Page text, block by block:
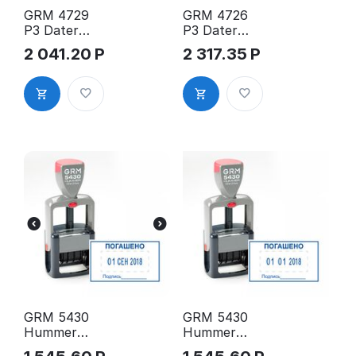
GRM 4729
P3 Dater
Hummer
датер
ЦИФРОВОЙ
50х30 мм
2 041.20 Р
GRM 4726
P3 Dater
Hummer
датер 75х38
мм
2 317.35 Р
GRM 5430
Hummer
датер
GRM 5430
Hummer
датер